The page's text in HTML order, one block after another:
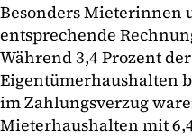
Besonders Mieterinnen
entsprechende
Während 3,4 Prozent
Eigentümerhaushalten
im Zahlungsverzug
Mieterhaushalten mit